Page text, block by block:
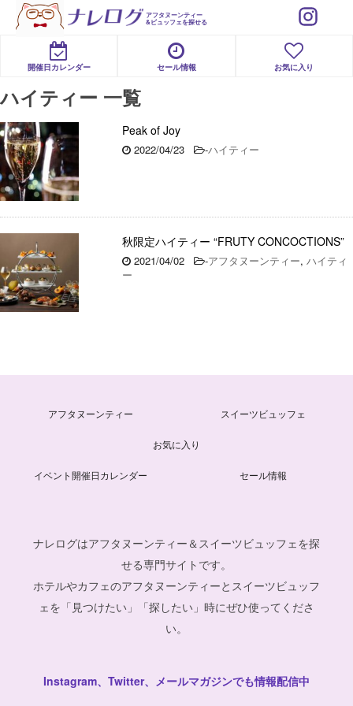
アフタヌーンティー
&ビュッフェを探せる
開催日カレンダー セール情報 お気に入り
ハイティー 一覧
Peak of Joy
2022/04/23 -ハイティー
秋限定ハイティー “FRUTY CONCOCTIONS”
2021/04/02 -アフタヌーンティー, ハイティ
ー
アフタヌーンティー スイーツビュッフェ
お気に入り
イベント開催日カレンダー セール情報
ナレログはアフタヌーンティー＆スイーツビュッフェを探
せる専門サイトです。
ホテルやカフェのアフタヌーンティーとスイーツビュッフ
ェを「見つけたい」「探したい」時にぜひ使ってくださ
い。
Instagram、Twitter、メールマガジンでも情報配信中